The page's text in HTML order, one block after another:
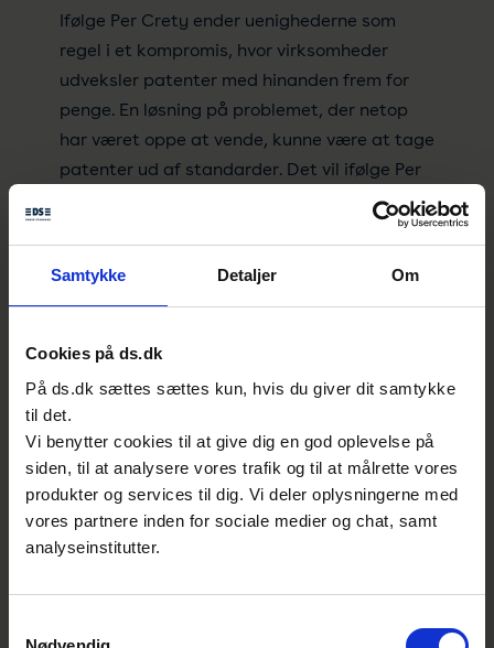
Samtykke Detaljer Om
Cookies på ds.dk
På ds.dk sættes sættes kun, hvis du giver dit samtykke
til det.
Vi benytter cookies til at give dig en god oplevelse på
siden, til at analysere vores trafik og til at målrette vores
produkter og services til dig. Vi deler oplysningerne med
vores partnere inden for sociale medier og chat, samt
analyseinstitutter.
Ifølge Per Crety ender uenighederne som
regel i et kompromis, hvor virksomheder
udveksler patenter med hinanden frem for
penge. En løsning på problemet, der netop
har været oppe at vende, kunne være at tage
patenter ud af standarder. Det vil ifølge Per
Crety være en meget hård linje, for selv om
nødvendige i standarder:
Der er ikke noget ved at have et patent, hvis
der ikke er andre, der bruger det. Det er helt
essentielt, at fx telefoner kan snakke
kommer ind i standarderne.
Per Crety
Seniorkonsulent
Dansk Standard
En anden problematik ved at forene patenter